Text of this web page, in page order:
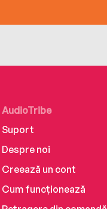
AudioTribe
Suport
Despre noi
Creează un cont
Cum funcționează